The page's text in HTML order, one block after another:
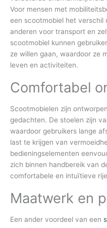
Voor mensen met
een scootmobiel het verschil
anderen voor transport en
scootmobiel kunnen
ze willen gaan, waardoor ze
leven en activiteiten.
Comfortabel
Scootmobielen zijn
gedachten. De stoelen zijn
waardoor gebruikers lange
last te krijgen van
bedieningselementen
zich binnen handbereik van
comfortabele en intuïtieve
Maatwerk en
Een ander voordeel van een